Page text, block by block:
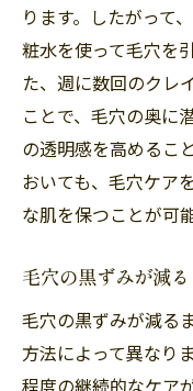
透明感の
毛穴の黒ずみ
セルフケア法
サロン推
日常生活
毛穴ケアに
毎日のケア
セルフケ
福岡市南区大
ります。したがって
粧水を使って毛穴を
た、週に数回のクレ
ことで、毛穴の奥に
の透明感を高めるこ
おいても、毛穴ケア
な肌を保つことが可能
毛穴の黒ずみが減
毛穴の黒ずみが減る
方法によって異なり
程度の継続的なケア